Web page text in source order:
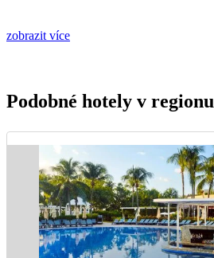
zobrazit více
Podobné hotely v regionu